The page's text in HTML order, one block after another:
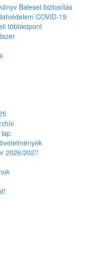
Baleset biztosítás
COVID-19
többletpont
2026/2027